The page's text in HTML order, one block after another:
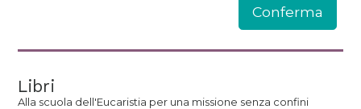
Libri
Alla scuola dell'Eucaristia per una missione senza confini